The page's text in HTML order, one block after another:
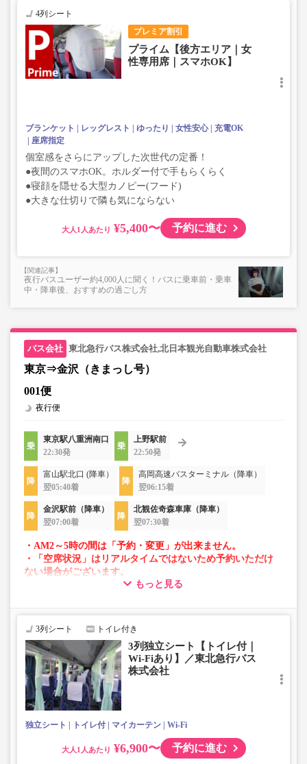
プレミア割引
4列シート
プライム【後方エリア｜女
性専用席｜スマホOK】
ブランケット レッグレスト ゆったり 女性安心
充電OK
座席指定
個室感をさらにアップした次世代の定番！
●夜間のスマホOK。ホルダー付で手もらくらく
●寝顔を隠せる大型カノピー(フード)
●大きな仕切りで隣も気にならない
大人 ¥5,400〜 予約に進む
夜行バスユーザー約4,000人に聞く！バスに乗車前・乗車
中・降車後、おすすめの過ごし方
東北急行バス株式会社,北日本観光自動車株式会社
東京⇒金沢（きまっし号）
001便
夜行便
東京駅八重洲南口
22:30発
上野駅前
22:50発
富山駅北口 (降車）
翌05:40着
高岡高速バスターミナル（降車）
翌06:15着
金沢駅前（降車）
翌07:00着
北観佐奇森車庫（降車）
翌07:30着
・AM2～5時の間は「予約・変更」が出来ません。
・「空席状況」はリアルタイムではないため予約いただけ
ない場合がございます。
・車両は予告なく変更となる場合がございます。これに伴
で、あらかじめご了承ください。
もっと見る
3列シート トイレ付き
3列独立シート【トイレ付｜
Wi-Fiあり】／東北急行バス
株式会社
独立シート トイレ付 マイカーテン Wi-Fi
大人 ¥6,900〜 予約に進む